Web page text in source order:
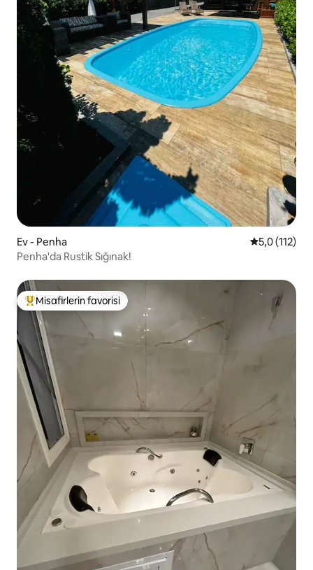
Ev - Penha 5 üzerinden
5,0 (112)
Penha'da Rustik Sığınak!
Misafirlerin favorilerinden en beğenilenler arasında
Misafirlerin favorisi